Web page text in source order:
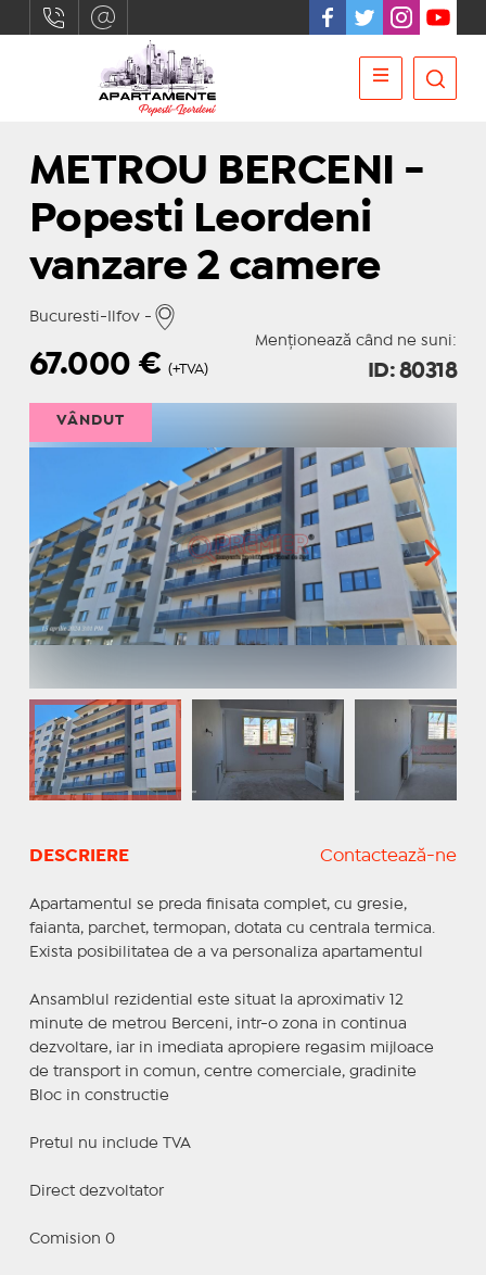
METROU BERCENI -
Popesti Leordeni
vanzare 2 camere
Bucuresti-Ilfov -
Menționează când ne suni:
67.000€ (+TVA) ID: 80318
VÂNDUT
DESCRIERE Contactează-ne
Apartamentul se preda finisata complet, cu gresie,
faianta, parchet, termopan, dotata cu centrala termica.
Exista posibilitatea de a va personaliza apartamentul
Ansamblul rezidential este situat la aproximativ 12
minute de metrou Berceni, intr-o zona in continua
dezvoltare, iar in imediata apropiere regasim mijloace
de transport in comun, centre comerciale, gradinite
Bloc in constructie
Pretul nu include TVA
Direct dezvoltator
Comision 0